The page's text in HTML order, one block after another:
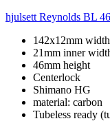
hjulsett Reynolds BL
142x12mm
21mm inner
46mm height
Centerlock
Shimano HG
material: carbon
Tubeless ready